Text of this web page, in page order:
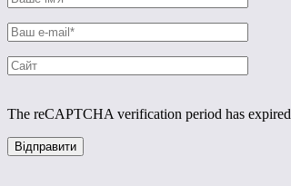
The reCAPTCHA verification period has